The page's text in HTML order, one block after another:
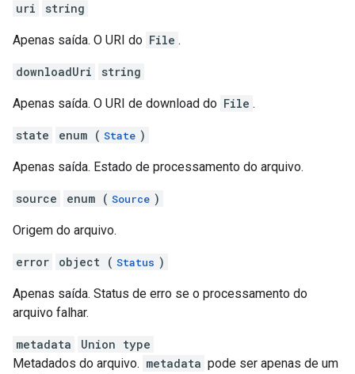
uri string
Apenas saída. O URI do File .
downloadUri string
Apenas saída. O URI de download do File .
state enum ( State )
Apenas saída. Estado de processamento do arquivo.
source enum ( Source )
Origem do arquivo.
error object ( Status )
Apenas saída. Status de erro se o processamento do
arquivo falhar.
metadata
Union type
Metadados do arquivo. metadata pode ser apenas de um